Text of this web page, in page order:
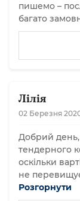
пишемо –
багато
Лілія
02 Березня
Добрий
тендерного
оскільки
не
Розгорнути